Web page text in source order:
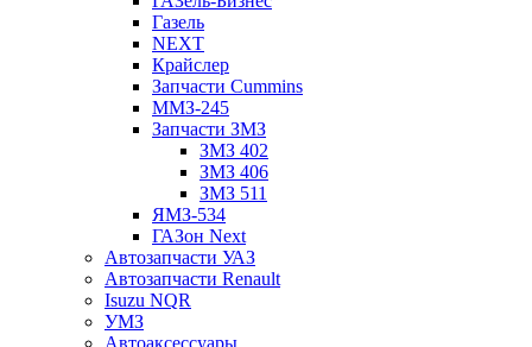
Газель
NEXT
Крайслер
Запчасти Cummins
ММЗ-245
Запчасти ЗМЗ
ЗМЗ 402
ЗМЗ 406
ЗМЗ 511
ЯМЗ-534
ГАЗон Next
Автозапчасти УАЗ
Автозапчасти Renault
Isuzu NQR
УМЗ
Автоаксессуары